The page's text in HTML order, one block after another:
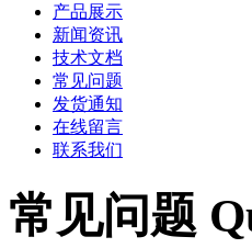
产品展示
新闻资讯
技术文档
常见问题
发货通知
在线留言
联系我们
常见问题